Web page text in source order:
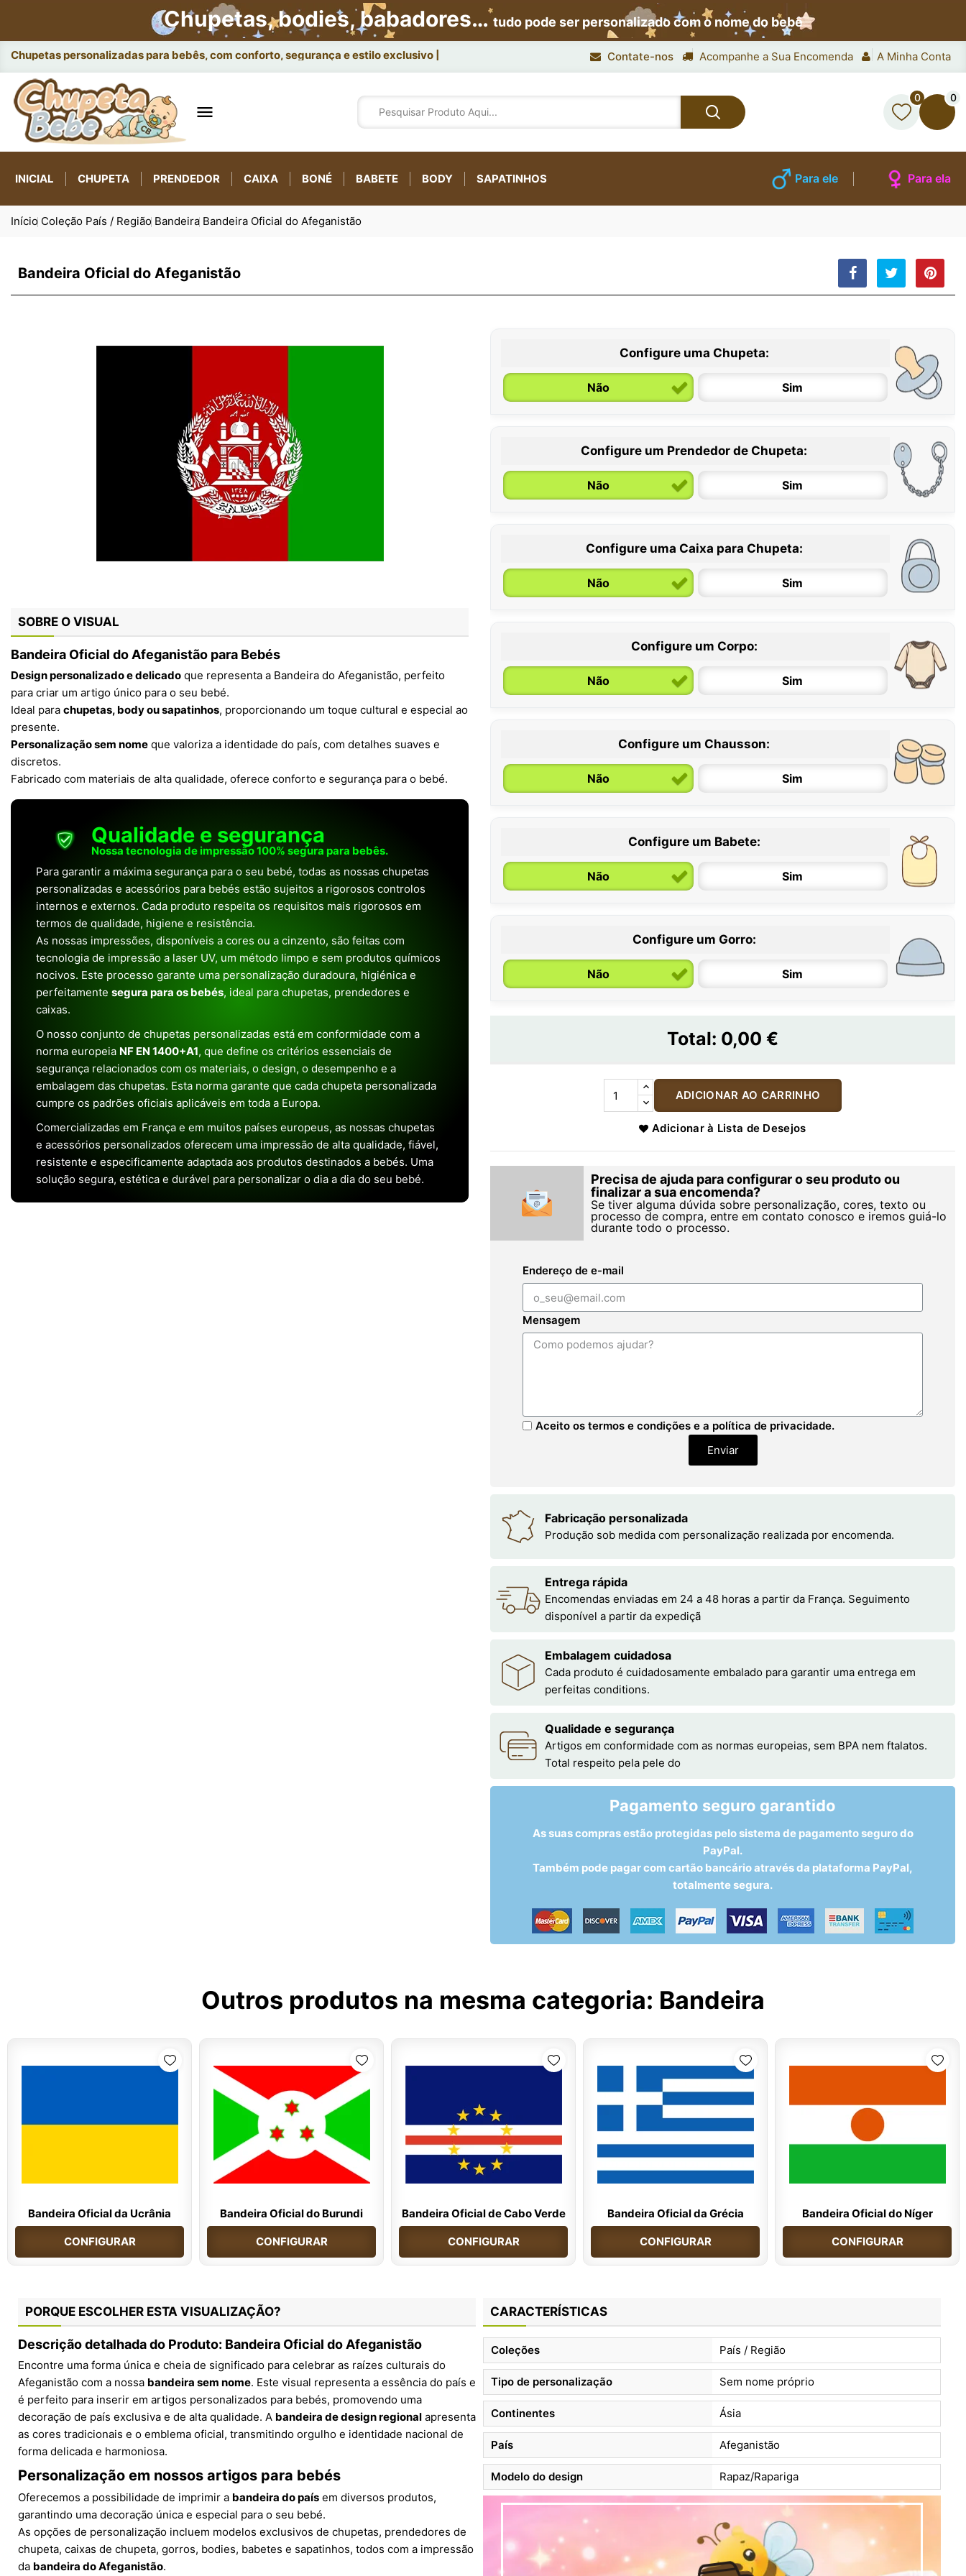
Chupetas, bodies, babadores…tudo pode ser personalizado com o nome do bebê
Chupetas personalizadas para bebês, com conforto, segurança e estilo exclusivo. Contate-nos Acompanhe a Sua Encomenda A Minha Conta

0 0
INICIAL CHUPETA PRENDEDOR CAIXA BONÉ BABETE BODY SAPATINHOS Para ele Para ela
Início Coleção País / Região Bandeira Bandeira Oficial do Afeganistão
Bandeira Oficial do Afeganistão
SOBRE O VISUAL
Bandeira Oficial do Afeganistão para Bebés
Design personalizado e delicado que representa a Bandeira do Afeganistão, perfeito
para criar um artigo único para o seu bebé.
Ideal para chupetas, body ou sapatinhos, proporcionando um toque cultural e especial ao
presente.
Personalização sem nome que valoriza a identidade do país, com detalhes suaves e
discretos.
Fabricado com materiais de alta qualidade, oferece conforto e segurança para o bebé.
Qualidade e segurança
Nossa tecnologia de impressão 100% segura para bebês.
Para garantir a máxima segurança para o seu bebé, todas as nossas chupetas
personalizadas e acessórios para bebés estão sujeitos a rigorosos controlos
internos e externos. Cada produto respeita os requisitos mais rigorosos em
termos de qualidade, higiene e resistência.
As nossas impressões, disponíveis a cores ou a cinzento, são feitas com
tecnologia de impressão a laser UV, um método limpo e sem produtos químicos
nocivos. Este processo garante uma personalização duradoura, higiénica e
perfeitamente segura para os bebés, ideal para chupetas, prendedores e
caixas.
O nosso conjunto de chupetas personalizadas está em conformidade com a
norma europeia NF EN 1400+A1, que define os critérios essenciais de
segurança relacionados com os materiais, o design, o desempenho e a
embalagem das chupetas. Esta norma garante que cada chupeta personalizada
cumpre os padrões oficiais aplicáveis em toda a Europa.
Comercializadas em França e em muitos países europeus, as nossas chupetas
e acessórios personalizados oferecem uma impressão de alta qualidade, fiável,
resistente e especificamente adaptada aos produtos destinados a bebés. Uma
solução segura, estética e durável para personalizar o dia a dia do seu bebé.
Configure uma Chupeta:
Não Sim
0 / 6 meses
Configure um Prendedor de Chupeta:
Não Sim
Configure uma Caixa para Chupeta:
Não Sim
Configure um Corpo:
Não Sim
6 / 12 meses 12 / 18 meses
Configure um Chausson:
Não Sim
Configure um Babete:
Não Sim
Configure um Gorro:
Não Sim
Total: 0,00 €
ADICIONAR AO CARRINHO
Adicionar à Lista de Desejos
Precisa de ajuda para configurar o seu produto ou
finalizar a sua encomenda?
Se tiver alguma dúvida sobre personalização, cores, texto ou
processo de compra, entre em contato conosco e iremos guiá-lo
durante todo o processo.
Endereço de e-mail
Mensagem
Aceito os termos e condições e a política de privacidade.
Enviar
Fabricação personalizada
Produção sob medida com personalização realizada por encomenda.
Entrega rápida
Encomendas enviadas em 24 a 48 horas a partir da França. Seguimento
disponível a partir da expediçã
Embalagem cuidadosa
Cada produto é cuidadosamente embalado para garantir uma entrega em
perfeitas conditions.
Qualidade e segurança
Artigos em conformidade com as normas europeias, sem BPA nem ftalatos.
Total respeito pela pele do
Pagamento seguro garantido
As suas compras estão protegidas pelo sistema de pagamento seguro do
PayPal.
Também pode pagar com cartão bancário através da plataforma PayPal,
totalmente segura.
Outros produtos na mesma categoria: Bandeira
Bandeira Oficial da Ucrânia
CONFIGURAR
Bandeira Oficial do Burundi
CONFIGURAR
Bandeira Oficial de Cabo Verde
CONFIGURAR
Bandeira Oficial da Grécia
CONFIGURAR
Bandeira Oficial do Níger
CONFIGURAR
PORQUE ESCOLHER ESTA VISUALIZAÇÃO?
Descrição detalhada do Produto: Bandeira Oficial do Afeganistão
Encontre uma forma única e cheia de significado para celebrar as raízes culturais do
Afeganistão com a nossa bandeira sem nome. Este visual representa a essência do país e
é perfeito para inserir em artigos personalizados para bebés, promovendo uma
decoração de país exclusiva e de alta qualidade. A bandeira de design regional apresenta
as cores tradicionais e o emblema oficial, transmitindo orgulho e identidade nacional de
forma delicada e harmoniosa.
Personalização em nossos artigos para bebés
Oferecemos a possibilidade de imprimir a bandeira do país em diversos produtos,
garantindo uma decoração única e especial para o seu bebé.
As opções de personalização incluem modelos exclusivos de chupetas, prendedores de
chupeta, caixas de chupeta, gorros, bodies, babetes e sapatinhos, todos com a impressão
da bandeira do Afeganistão.
CARACTERÍSTICAS
Coleções País / Região
Tipo de personalização Sem nome próprio
Continentes Ásia
País Afeganistão
Modelo do design Rapaz/Rapariga